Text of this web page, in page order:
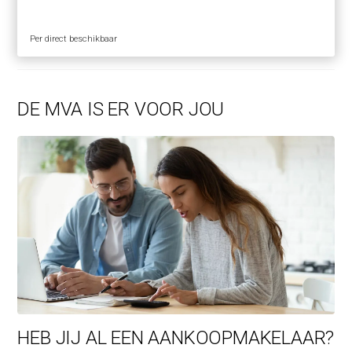
Per direct beschikbaar
DE MVA IS ER VOOR JOU
HEB JIJ AL EEN AANKOOPMAKELAAR?